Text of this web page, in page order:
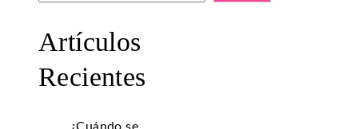
Artículos
Recientes